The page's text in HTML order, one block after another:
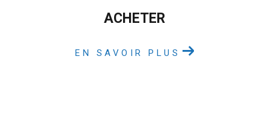
ACHETER
EN SAVOIR PLUS